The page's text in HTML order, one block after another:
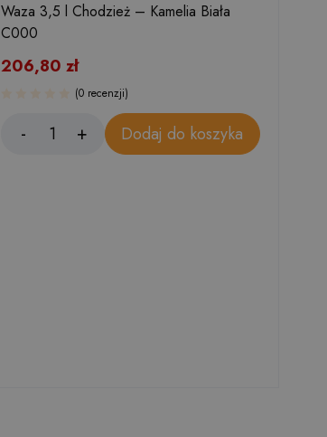
Waza 3,5 l Chodzież – Kamelia Biała
C000
206,80 zł
(0 recenzji)
Dodaj do koszyka